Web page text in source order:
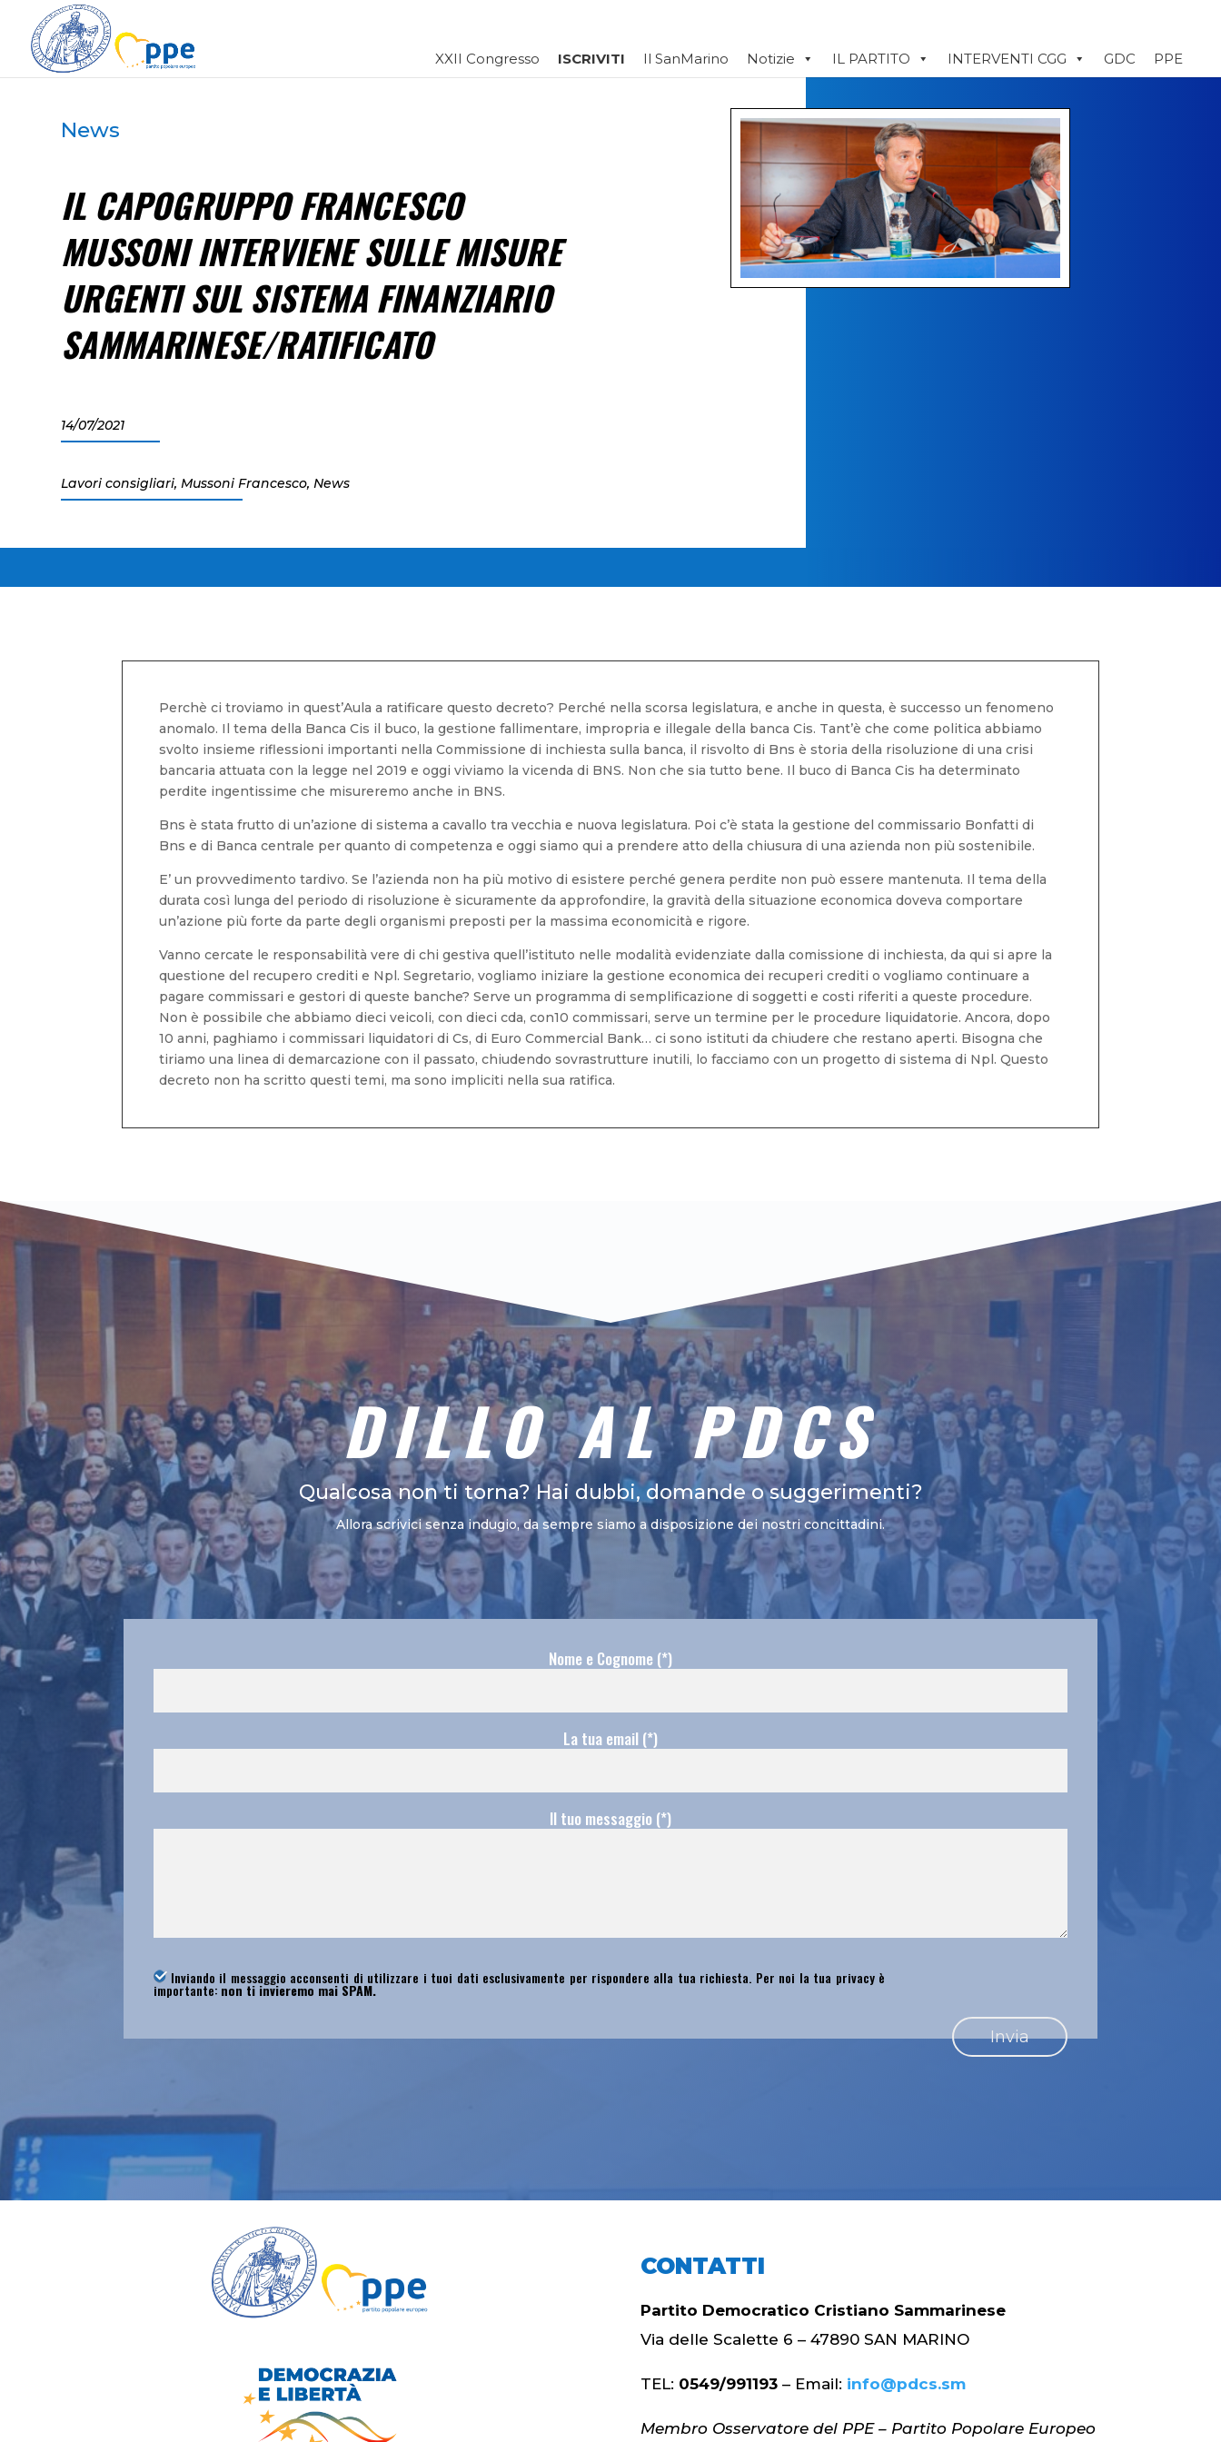
XXII Congresso ISCRIVITI Il SanMarino Notizie IL PARTITO INTERVENTI CGG GDC PPE
News
IL CAPOGRUPPO FRANCESCO
MUSSONI INTERVIENE SULLE MISURE
URGENTI SUL SISTEMA FINANZIARIO
SAMMARINESE/RATIFICATO
14/07/2021
Lavori consigliari,Mussoni Francesco,News
Perchè ci troviamo in quest’Aula a ratificare questo decreto? Perché nella scorsa legislatura, e anche in questa, è successo un fenomeno
anomalo. Il tema della Banca Cis il buco, la gestione fallimentare, impropria e illegale della banca Cis. Tant’è che come politica abbiamo
svolto insieme riflessioni importanti nella Commissione di inchiesta sulla banca, il risvolto di Bns è storia della risoluzione di una crisi
bancaria attuata con la legge nel 2019 e oggi viviamo la vicenda di BNS. Non che sia tutto bene. Il buco di Banca Cis ha determinato
perdite ingentissime che misureremo anche in BNS.
Bns è stata frutto di un’azione di sistema a cavallo tra vecchia e nuova legislatura. Poi c’è stata la gestione del commissario Bonfatti di
Bns e di Banca centrale per quanto di competenza e oggi siamo qui a prendere atto della chiusura di una azienda non più sostenibile.
E’ un provvedimento tardivo. Se l’azienda non ha più motivo di esistere perché genera perdite non può essere mantenuta. Il tema della
durata così lunga del periodo di risoluzione è sicuramente da approfondire, la gravità della situazione economica doveva comportare
un’azione più forte da parte degli organismi preposti per la massima economicità e rigore.
Vanno cercate le responsabilità vere di chi gestiva quell’istituto nelle modalità evidenziate dalla comissione di inchiesta, da qui si apre la
questione del recupero crediti e Npl. Segretario, vogliamo iniziare la gestione economica dei recuperi crediti o vogliamo continuare a
pagare commissari e gestori di queste banche? Serve un programma di semplificazione di soggetti e costi riferiti a queste procedure.
Non è possibile che abbiamo dieci veicoli, con dieci cda, con10 commissari, serve un termine per le procedure liquidatorie. Ancora, dopo
10 anni, paghiamo i commissari liquidatori di Cs, di Euro Commercial Bank… ci sono istituti da chiudere che restano aperti. Bisogna che
tiriamo una linea di demarcazione con il passato, chiudendo sovrastrutture inutili, lo facciamo con un progetto di sistema di Npl. Questo
decreto non ha scritto questi temi, ma sono impliciti nella sua ratifica.
DILLO AL PDCS
Qualcosa non ti torna? Hai dubbi, domande o suggerimenti?
Allora scrivici senza indugio, da sempre siamo a disposizione dei nostri concittadini.
Nome e Cognome (*)
La tua email (*)
Il tuo messaggio (*)
Inviando il messaggio acconsenti di utilizzare i tuoi dati esclusivamente per rispondere alla tua richiesta. Per noi la tua privacy è
importante:non ti invieremo mai SPAM.
CONTATTI
Partito Democratico Cristiano Sammarinese
Via delle Scalette 6 – 47890 SAN MARINO
TEL: 0549/991193 – Email: info@pdcs.sm
Membro Osservatore del PPE – Partito Popolare Europeo